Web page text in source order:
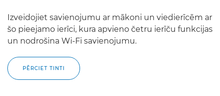
Izveidojiet savienojumu ar mākoni un viedierīcēm ar
šo pieejamo ierīci, kura apvieno četru ierīču funkcijas
un nodrošina Wi-Fi savienojumu.
PĒRCIET TINTI